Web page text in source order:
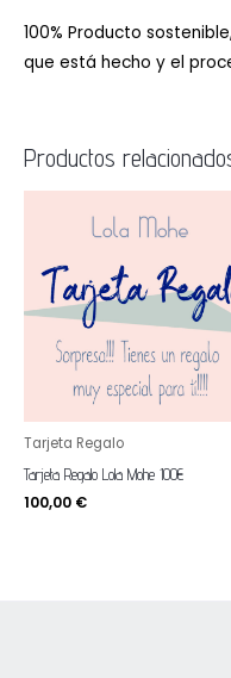
100% Producto
que está hecho y el
Productos
Tarjeta Regalo
Tarjeta Regalo Lola Mohe 100€
100,00 €